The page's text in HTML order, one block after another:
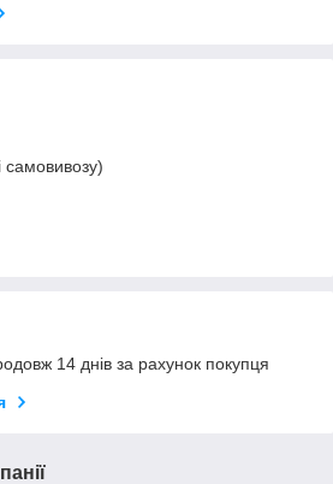
самовивозу)
14 днів за рахунок покупця